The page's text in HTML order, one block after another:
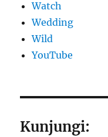
Watch
Wedding
Wild
YouTube
Kunjungi: